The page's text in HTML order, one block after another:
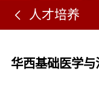
人才培养
华西基础医学